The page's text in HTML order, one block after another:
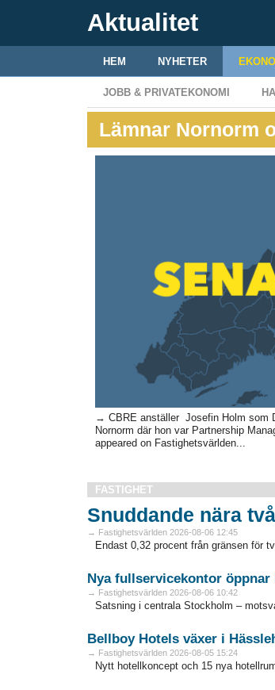
Aktualitet
HEM NYHETER
JOBB & PRIVATEKONOMI
Lämnar Nornorm
→ CBRE anställer Josefin Holm som
Nornorm där hon var Partnership
appeared on Fastighetsvärlden...
FASTIGHET
Snuddande nära
→ Fastighetsvärlden 2026-08-06 12:45
Endast 0,32 procent från gränsen för
Nya fullservicekontor öppnar
→ Fastighetsvärlden 2026-08-06 10:42
Satsning i centrala Stockholm –
Bellboy Hotels växer i
→ Fastighetsvärlden 2026-08-05 15:24
Nytt hotellkoncept och 15 nya